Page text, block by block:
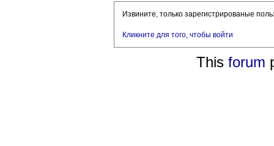
Извините, только зарегистрированые
Кликните для того, чтобы войти
This forum